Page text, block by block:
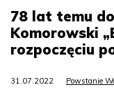
78 lat temu
Komorowski
rozpoczęciu
31.07.2022 Powstanie